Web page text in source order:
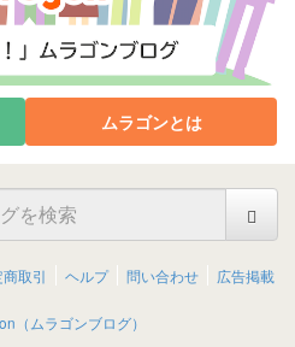
ムラゴンとは
取引 ヘルプ 問い合わせ 広告掲載
（ムラゴンブログ）